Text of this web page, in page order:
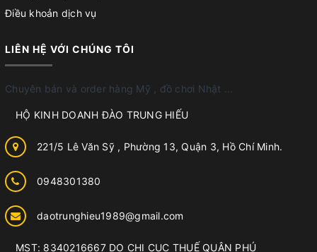
Điều khoản dịch vụ
LIÊN HỆ VỚI CHÚNG TÔI
Chuyên bán và order hàng Mỹ , đồ chơi Nhật ...
HỘ KINH DOANH ĐÀO TRUNG HIẾU
221/5 Lê Văn Sỹ , Phường 13, Quận 3, Hồ Chí Minh.
0948301380
daotrunghieu1989@gmail.com
MST: 8340216667 DO CHI CỤC THUẾ QUẬN PHÚ